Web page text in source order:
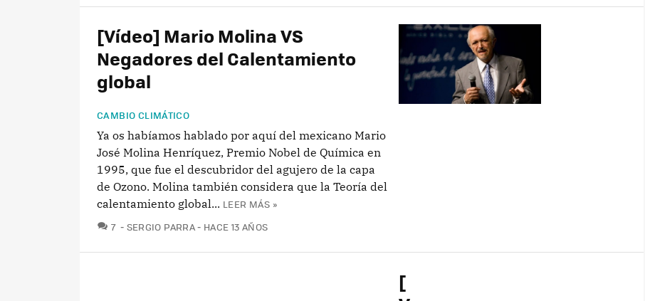
[Vídeo] Mario Molina VS
Negadores del Calentamiento
global
CAMBIO CLIMÁTICO
Ya os habíamos hablado por aquí del mexicano Mario
José Molina Henríquez, Premio Nobel de Química en
1995, que fue el descubridor del agujero de la capa
de Ozono. Molina también considera que la Teoría del
calentamiento global... LEER MÁS »
7 COMENTARIOS
SERGIO PARRA HACE 13 AÑOS
[